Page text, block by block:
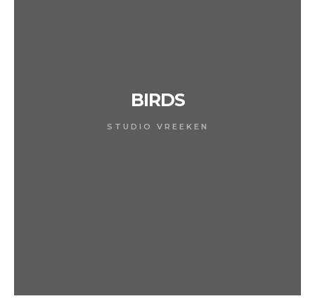
BIRDS
STUDIO VREEKEN